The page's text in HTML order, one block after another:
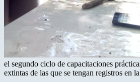
el segundo ciclo de capacitaciones
extintas de las que se tengan registros en